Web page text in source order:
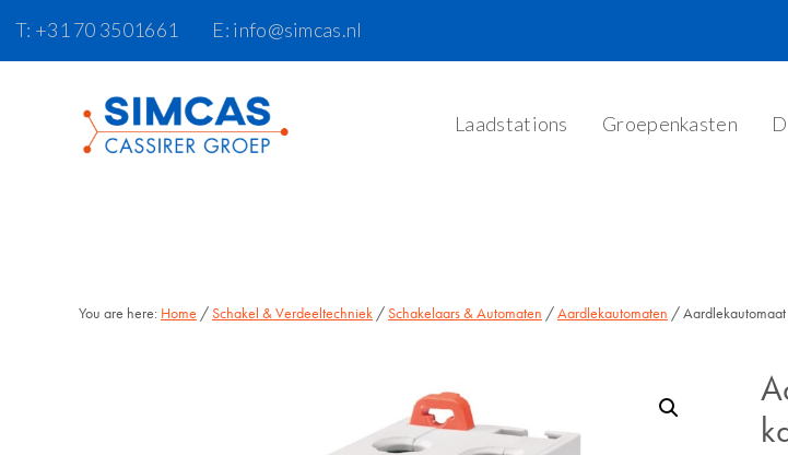
T: +31 70 3501661 E: info@simcas.nl
Laadstations Groepenkasten
You are here: Home /Schakel & Verdeeltechniek /Schakelaars & Automaten /Aardlekautomaten /